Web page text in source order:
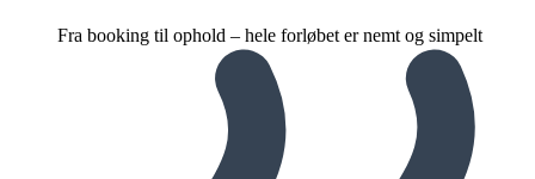
Fra booking til ophold – hele forløbet er nemt og simpelt